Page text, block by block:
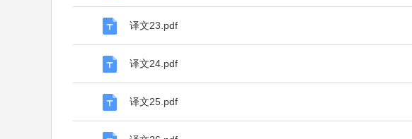
译文23.pdf
译文24.pdf
译文25.pdf